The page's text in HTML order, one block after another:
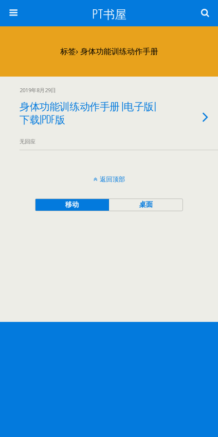
PT书屋
标签› 身体功能训练动作手册
2019年8月29日
身体功能训练动作手册 |电子版|
下载|PDF版
无回应
返回顶部
移动 桌面